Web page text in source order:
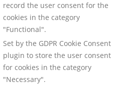
record the user consent for the
cookies in the category
"Functional".
Set by the GDPR Cookie Consent
plugin to store the user consent
for cookies in the category
"Necessary".